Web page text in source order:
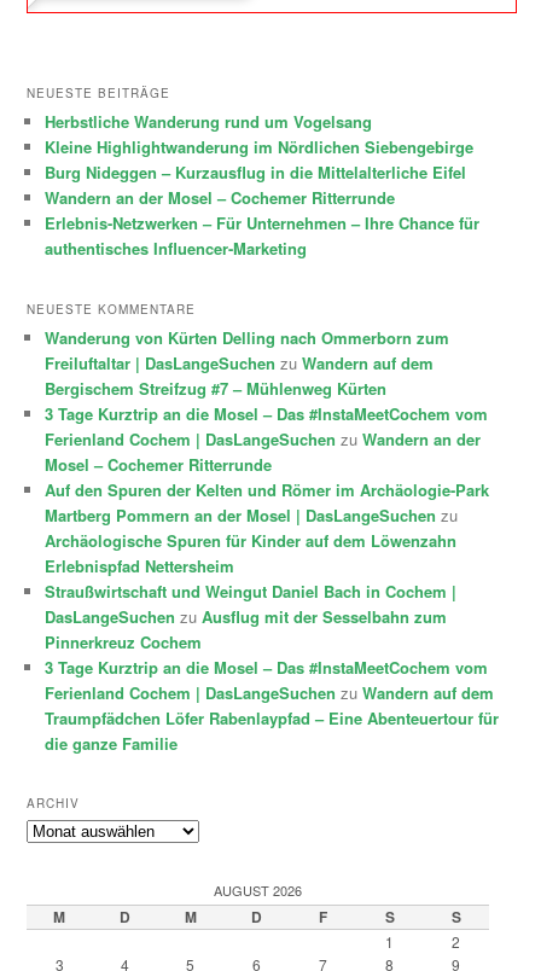
NEUESTE BEITRÄGE
Herbstliche Wanderung rund um Vogelsang
Kleine Highlightwanderung im Nördlichen Siebengebirge
Burg Nideggen – Kurzausflug in die Mittelalterliche Eifel
Wandern an der Mosel – Cochemer Ritterrunde
Erlebnis-Netzwerken – Für Unternehmen – Ihre Chance für
authentisches Influencer-Marketing
NEUESTE KOMMENTARE
Wanderung von Kürten Delling nach Ommerborn zum
Freiluftaltar | DasLangeSuchen zuWandern auf dem
Bergischem Streifzug #7 – Mühlenweg Kürten
3 Tage Kurztrip an die Mosel – Das #InstaMeetCochem vom
Ferienland Cochem | DasLangeSuchen zuWandern an der
Mosel – Cochemer Ritterrunde
Auf den Spuren der Kelten und Römer im Archäologie-Park
Martberg Pommern an der Mosel | DasLangeSuchen zu
Archäologische Spuren für Kinder auf dem Löwenzahn
Erlebnispfad Nettersheim
Straußwirtschaft und Weingut Daniel Bach in Cochem |
DasLangeSuchen zuAusflug mit der Sesselbahn zum
Pinnerkreuz Cochem
3 Tage Kurztrip an die Mosel – Das #InstaMeetCochem vom
Ferienland Cochem | DasLangeSuchen zuWandern auf dem
Traumpfädchen Löfer Rabenlaypfad – Eine Abenteuertour für
die ganze Familie
ARCHIV
Archiv
AUGUST 2026
M D M D F S S
1
2
3
4 5 6 7 8
9